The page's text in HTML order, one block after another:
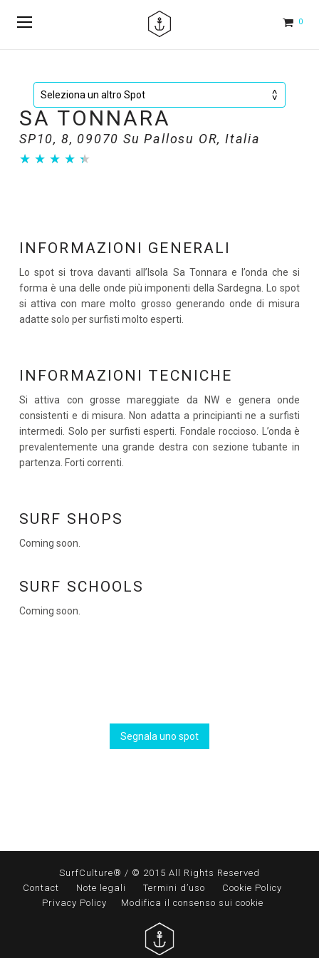
0
SA TONNARA
SP10, 8, 09070 Su Pallosu OR, Italia
★ ★ ★ ★ ★
★ ★ ★ ★ ★
INFORMAZIONI GENERALI
Lo spot si trova davanti all’Isola Sa Tonnara e l’onda che si
forma è una delle onde più imponenti della Sardegna. Lo spot
si attiva con mare molto grosso generando onde di misura
adatte solo per surfisti molto esperti.
INFORMAZIONI TECNICHE
Si attiva con grosse mareggiate da NW e genera onde
consistenti e di misura. Non adatta a principianti ne a surfisti
intermedi. Solo per surfisti esperti. Fondale roccioso. L’onda è
prevalentemente una grande destra con sezione tubante in
partenza. Forti correnti.
SURF SHOPS
Coming soon.
SURF SCHOOLS
Coming soon.
Segnala uno spot
SurfCulture® / © 2015 All Rights Reserved
Contact
Note legali Termini d’uso
Cookie Policy
Privacy Policy
Modifica il consenso sui cookie